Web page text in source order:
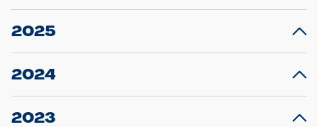
2025
23.12.2025
Projekt S5: Start der Bauarbeiten am
2024
10.12.2024
Großprojekt S5: Sperrung der Bahnstraße in
2023